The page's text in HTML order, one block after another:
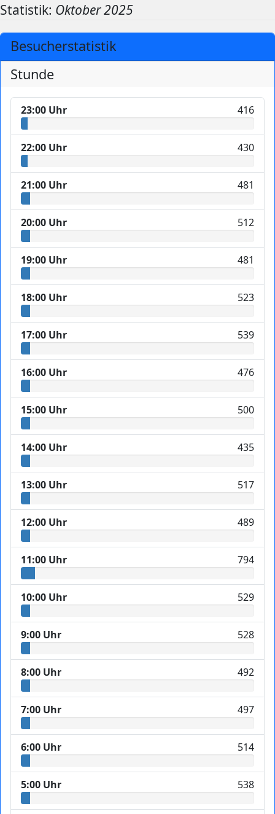
Statistik: Oktober 2025
Besucherstatistik
Stunde
23:00 Uhr 416
22:00 Uhr 430
21:00 Uhr 481
20:00 Uhr 512
19:00 Uhr 481
18:00 Uhr 523
17:00 Uhr 539
16:00 Uhr 476
15:00 Uhr 500
14:00 Uhr 435
13:00 Uhr 517
12:00 Uhr 489
11:00 Uhr 794
10:00 Uhr 529
9:00 Uhr 528
8:00 Uhr 492
7:00 Uhr 497
6:00 Uhr 514
5:00 Uhr 538